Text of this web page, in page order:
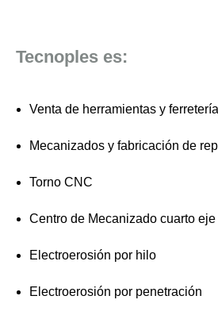
Tecnoples es:
Venta de herramientas y ferretería
Mecanizados y fabricación de
Torno CNC
Centro de Mecanizado cuarto eje
Electroerosión por hilo
Electroerosión por penetración